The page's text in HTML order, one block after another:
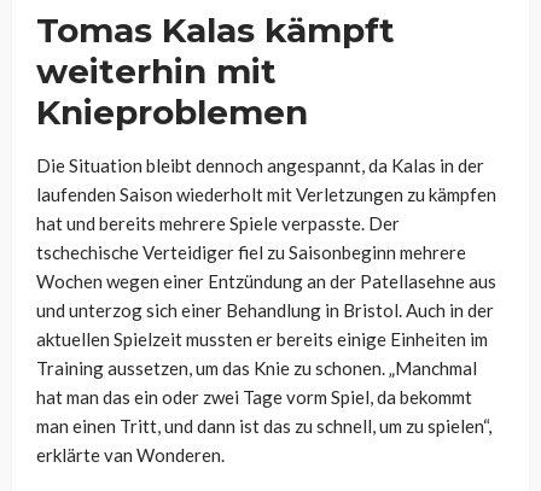
Tomas Kalas kämpft
weiterhin mit
Knieproblemen
Die Situation bleibt dennoch angespannt, da Kalas in der
laufenden Saison wiederholt mit Verletzungen zu kämpfen
hat und bereits mehrere Spiele verpasste. Der
tschechische Verteidiger fiel zu Saisonbeginn mehrere
Wochen wegen einer Entzündung an der Patellasehne aus
und unterzog sich einer Behandlung in Bristol. Auch in der
aktuellen Spielzeit mussten er bereits einige Einheiten im
Training aussetzen, um das Knie zu schonen. „Manchmal
hat man das ein oder zwei Tage vorm Spiel, da bekommt
man einen Tritt, und dann ist das zu schnell, um zu spielen“,
erklärte van Wonderen.